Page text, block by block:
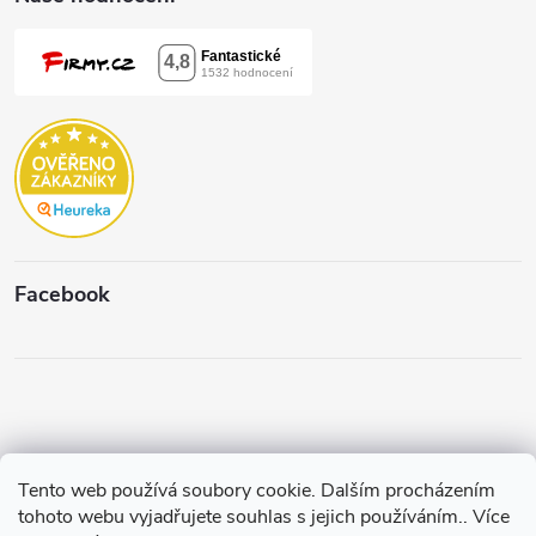
Tento web používá soubory cookie. Dalším procházením
tohoto webu vyjadřujete souhlas s jejich používáním.. Více
Facebook
Copyright 2026 Štěpánková & C. . Všechna práva vyhrazena.
Upravit